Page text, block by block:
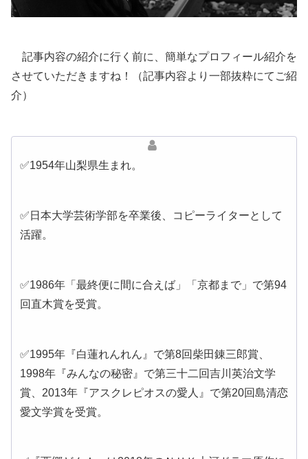
記事内容の紹介に行く前に、簡単なプロフィール紹介を
させていただきますね！（記事内容より一部抜粋にてご紹
介）
✅1954年山梨県生まれ。
✅日本大学芸術学部を卒業後、コピーライターとして
活躍。
✅1986年「最終便に間に合えば」「京都まで」で第94
回直木賞を受賞。
✅1995年『白蓮れんれん』で第8回柴田錬三郎賞、
1998年『みんなの秘密』で第三十二回吉川英治文学
賞、2013年『アスクレピオスの愛人』で第20回島清恋
愛文学賞を受賞。